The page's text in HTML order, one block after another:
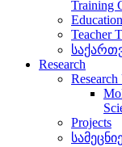
Training
Teacher
Research
Projects